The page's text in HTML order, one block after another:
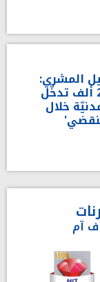
المشري:
'أكثر من 23 ألف تدخّل
خلال
آم